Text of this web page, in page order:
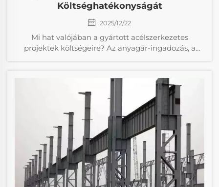
Költséghatékonyságát
2025/12/22
Mi hat valójában a gyártott acélszerkezetes
projektek költségeire? Az anyagár-ingadozás, a
Optimalizálja következő projektjét – töltse le a teljes
költséghatékonysági útmutatót.